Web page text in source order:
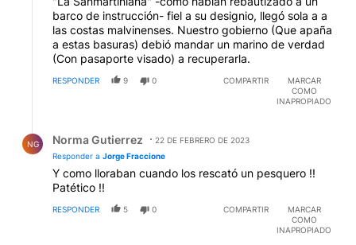
barco de instrucción- fiel a su designio, llegó sola a a
las costas malvinenses. Nuestro gobierno (Que apaña
a estas basuras) debió mandar un marino de verdad
(Con pasaporte visado) a recuperarla.
RESPONDER 9 0 COMPARTIR
MARCAR
COMO
INAPROPIADO
NG Norma Gutierrez
22 DE FEBRERO DE 2023
Responder a Jorge Fraccione
Y como lloraban cuando los rescató un pesquero !!
Patético !!
RESPONDER 5 0 COMPARTIR
MARCAR
COMO
INAPROPIADO